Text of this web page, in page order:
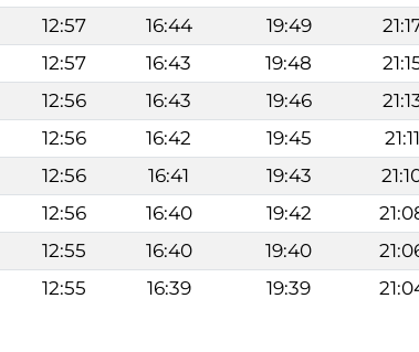
12:57 16:44 19:49
12:57 16:43 19:48
12:56 16:43 19:46
12:56 16:42 19:45
21:11
12:56 16:41 19:43
12:56 16:40 19:42
12:55 16:40 19:40
12:55 16:39 19:39